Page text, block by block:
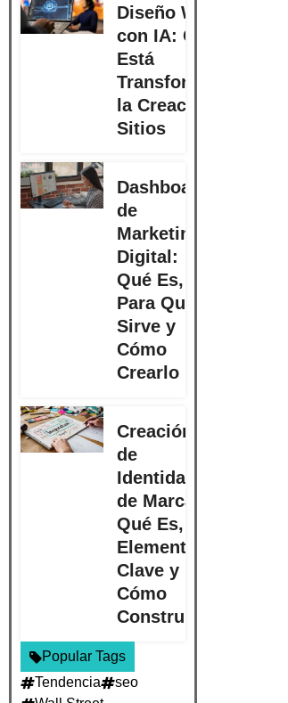
Diseño Web
con IA: Cómo
Está
Transformando
la Creación de
Sitios
Dashboard
de
Marketing
Digital:
Qué Es,
Para Qué
Sirve y
Cómo
Crearlo
Creación
de
Identidad
de Marca:
Qué Es,
Elementos
Clave y
Cómo
Construirla
Popular Tags
Tendencia
seo